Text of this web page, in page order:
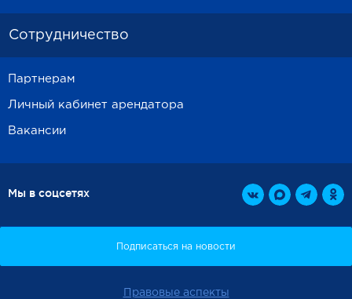
Сотрудничество
Партнерам
Личный кабинет арендатора
Вакансии
Мы в соцсетях
Правовые аспекты